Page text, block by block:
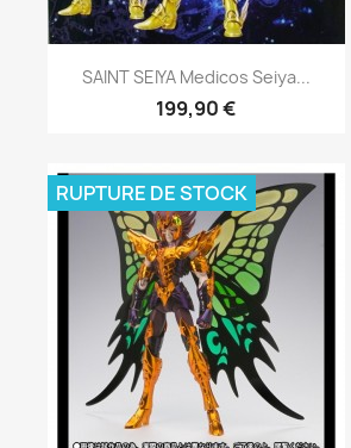
Aperçu rapide
SAINT SEIYA Medicos Seiya...
199,90 €
RUPTURE DE STOCK